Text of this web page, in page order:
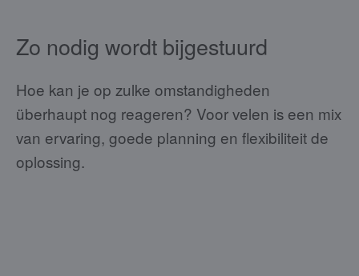
Zo nodig wordt bijgestuurd
Hoe kan je op zulke omstandigheden
überhaupt nog reageren? Voor velen is een mix
van ervaring, goede planning en flexibiliteit de
oplossing.